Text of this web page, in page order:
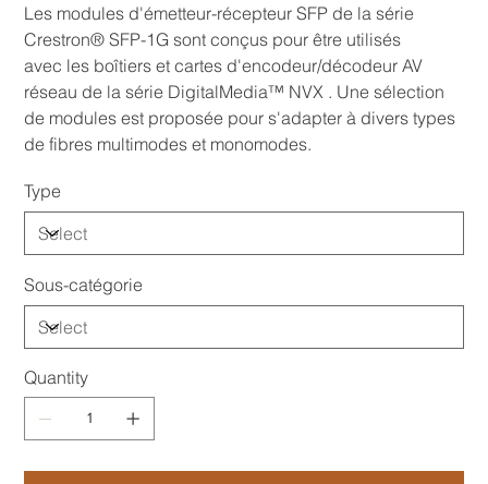
Les modules d'émetteur-récepteur SFP de la série
Crestron® SFP-1G sont conçus pour être utilisés
avec les boîtiers et cartes d'encodeur/décodeur AV
réseau de la série DigitalMedia™ NVX . Une sélection
de modules est proposée pour s'adapter à divers types
de fibres multimodes et monomodes.
Type
Sous-catégorie
Quantity